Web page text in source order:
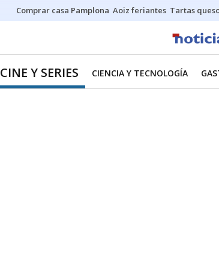
Comprar casa Pamplona Aoiz feriantes Tartas
CINE Y SERIES CIENCIA Y TECNOLOGÍA